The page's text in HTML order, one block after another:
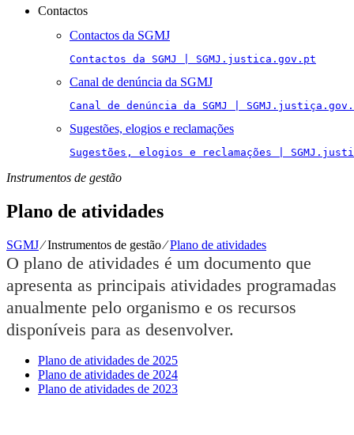
Contactos
Contactos da SGMJ
Contactos da SGMJ | SGMJ.justica.gov.pt
Canal de denúncia da SGMJ
Canal de denúncia da SGMJ |
Sugestões, elogios e reclamações
Sugestões, elogios e reclamações |
Instrumentos de gestão
Plano de atividades
SGMJ⁄Instrumentos de gestão⁄Plano de atividades
O plano de atividades é um documento que
apresenta as principais atividades programadas
anualmente pelo organismo e os recursos
disponíveis para as desenvolver.
Plano de atividades de 2025
Plano de atividades de 2024
Plano de atividades de 2023